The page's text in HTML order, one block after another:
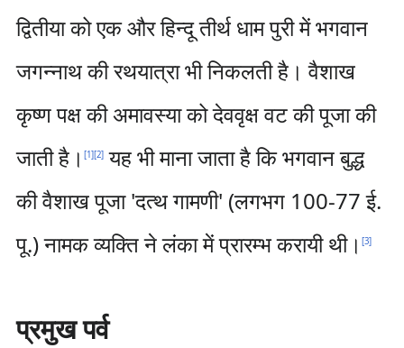
द्वितीया को एक और हिन्दू तीर्थ धाम पुरी में भगवान
जगन्नाथ की रथयात्रा भी निकलती है। वैशाख
कृष्ण पक्ष की अमावस्या को देववृक्ष वट की पूजा की
जाती है। [1][2]यह भी माना जाता है कि भगवान बुद्ध
की वैशाख पूजा 'दत्थ गामणी' (लगभग 100-77 ई.
पू.) नामक व्यक्ति ने लंका में प्रारम्भ करायी थी। [3]
प्रमुख पर्व